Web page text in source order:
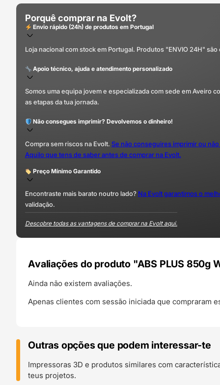
Porquê comprar na Evolt?
Envio rápido (24h) de produtos em Portugal
Loja nacional com stock em Portugal. Produtos "ENVIO 24H"
Apoio técnico, ajuda e atendimento personalizado
Somos uma equipa jovem e especializada com sede em Aveiro
as etapas da tua jornada.
Não consegues imprimir? Devolvemos o dinheiro!
Compra sem riscos na Evolt. Se não conseguires imprimir ou
Aquilo que tens de saber antes de comprar na Evolt.
Preço Mínimo Garantido
Encontraste mais barato noutro lado? Na Evolt garantimos o
validação.
Descobre todas as vantagens de comprar na Evolt aqui.
Avaliações do produto "ABS PLUS 850g
Ainda não existem avaliações.
Apenas clientes com sessão iniciada que compraram
Outras opções que podem interessar-te
Impressoras 3D e produtos similares com
teus projetos.